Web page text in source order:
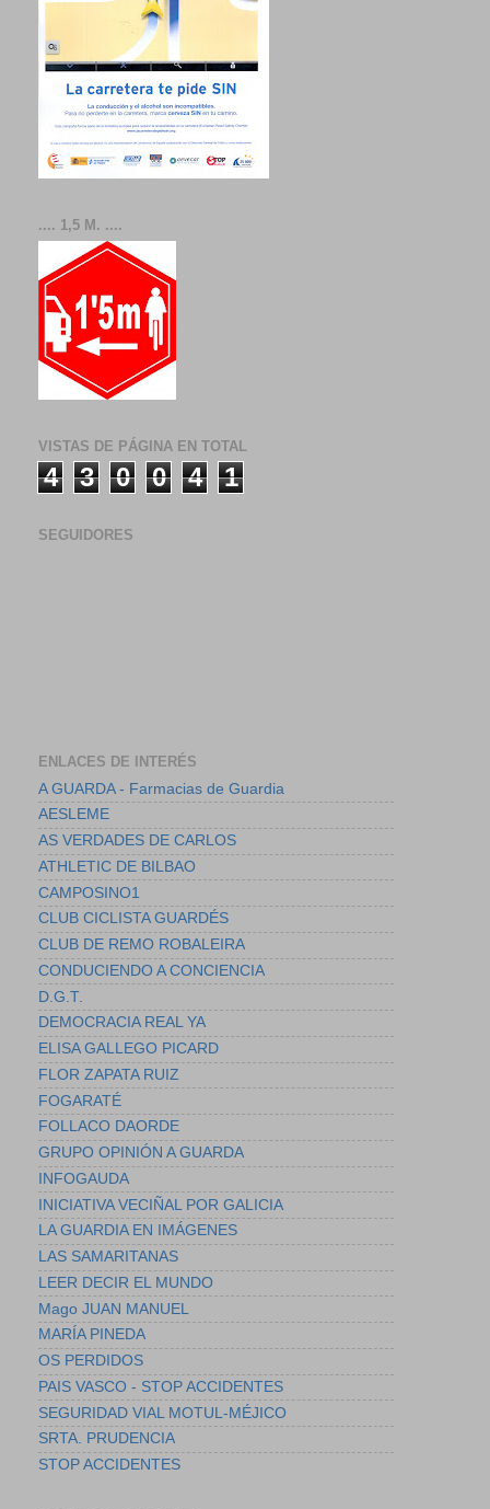
.... 1,5 M. ....
VISTAS DE PÁGINA EN TOTAL
4 3 0 0 4 1
SEGUIDORES
ENLACES DE INTERÉS
A GUARDA - Farmacias de Guardia
AESLEME
AS VERDADES DE CARLOS
ATHLETIC DE BILBAO
CAMPOSINO1
CLUB CICLISTA GUARDÉS
CLUB DE REMO ROBALEIRA
CONDUCIENDO A CONCIENCIA
D.G.T.
DEMOCRACIA REAL YA
ELISA GALLEGO PICARD
FLOR ZAPATA RUIZ
FOGARATÉ
FOLLACO DAORDE
GRUPO OPINIÓN A GUARDA
INFOGAUDA
INICIATIVA VECIÑAL POR GALICIA
LA GUARDIA EN IMÁGENES
LAS SAMARITANAS
LEER DECIR EL MUNDO
Mago JUAN MANUEL
MARÍA PINEDA
OS PERDIDOS
PAIS VASCO - STOP ACCIDENTES
SEGURIDAD VIAL MOTUL-MÉJICO
SRTA. PRUDENCIA
STOP ACCIDENTES